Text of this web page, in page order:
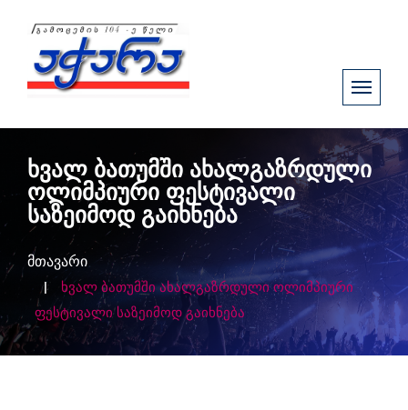
ხვალ ბათუმში ახალგაზრდული
ოლიმპიური ფესტივალი
საზეიმოდ გაიხნება
მთავარი
ხვალ ბათუმში ახალგაზრდული ოლიმპიური
ფესტივალი საზეიმოდ გაიხნება